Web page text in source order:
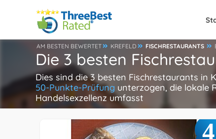
AM BESTEN BEWERTET KREFELD FISCHRESTAURANTS
Die 3 besten
Dies sind die 3 besten Fischrestaurants in
50-Punkte-Prüfung unterzogen, die lokale
Handelsexzellenz umfasst
4